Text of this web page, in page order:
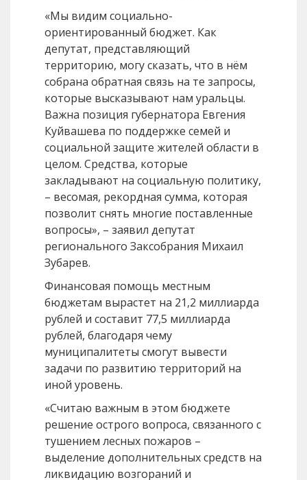
«Мы видим социально-
ориентированный бюджет. Как
депутат, представляющий
территорию, могу сказать, что в нём
собрана обратная связь на те запросы,
которые высказывают нам уральцы.
Важна позиция губернатора Евгения
Куйвашева по поддержке семей и
социальной защите жителей области в
целом. Средства, которые
закладывают на социальную политику,
– весомая, рекордная сумма, которая
позволит снять многие поставленные
вопросы», – заявил депутат
регионального Заксобрания Михаил
Зубарев.
Финансовая помощь местным
бюджетам вырастет на 21,2 миллиарда
рублей и составит 77,5 миллиарда
рублей, благодаря чему
муниципалитеты смогут вывести
задачи по развитию территорий на
иной уровень.
«Считаю важным в этом бюджете
решение острого вопроса, связанного с
тушением лесных пожаров –
выделение дополнительных средств на
ликвидацию возгораний и